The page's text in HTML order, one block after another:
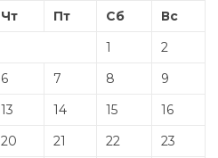
Чт Пт Сб
Вс
1
2
6 7 8
9
13 14 15
16
20 21 22
23